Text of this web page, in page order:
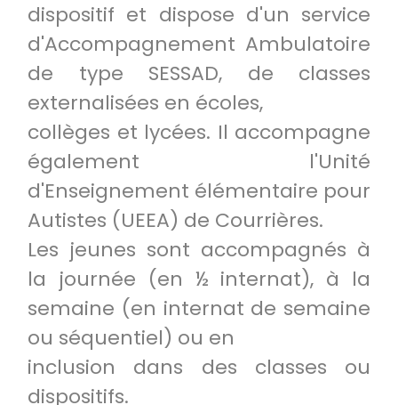
dispositif et dispose d'un service
d'Accompagnement Ambulatoire
de type SESSAD, de classes
externalisées en écoles,
collèges et lycées. Il accompagne
également l'Unité
d'Enseignement élémentaire pour
Autistes (UEEA) de Courrières.
Les jeunes sont accompagnés à
la journée (en ½ internat), à la
semaine (en internat de semaine
ou séquentiel) ou en
inclusion dans des classes ou
dispositifs.